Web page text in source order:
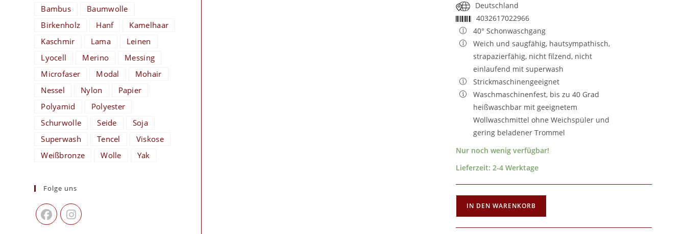
Deutschland
4032617022966
40° Schonwaschgang
Weich und saugfähig, hautsympathisch,
strapazierfähig, nicht filzend, nicht
einlaufend mit superwash
Strickmaschinengeeignet
Waschmaschinenfest, bis zu 40 Grad
heißwaschbar mit geeignetem
Wollwaschmittel ohne Weichspüler und
gering beladener Trommel
Nur noch wenig verfügbar!
Lieferzeit:2-4 Werktage
IN DEN WARENKORB
Bambus
Baumwolle
Birkenholz
Hanf
Kamelhaar
Kaschmir
Lama
Leinen
Lyocell
Merino
Messing
Microfaser
Modal
Mohair
Nessel
Nylon
Papier
Polyamid
Polyester
Schurwolle
Seide
Soja
Superwash
Tencel
Viskose
Weißbronze
Wolle Yak
Folge uns